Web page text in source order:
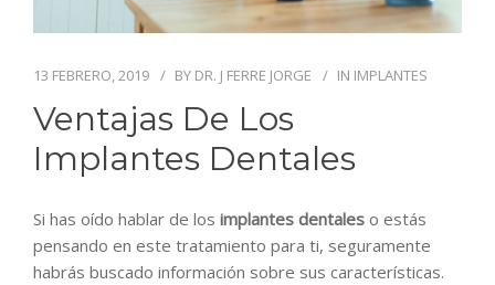
13 FEBRERO, 2019 BY DR. J FERRE JORGE IN IMPLANTES
Ventajas De Los
Implantes Dentales
Si has oído hablar de los implantes dentales o estás
pensando en este tratamiento para ti, seguramente
habrás buscado información sobre sus características.